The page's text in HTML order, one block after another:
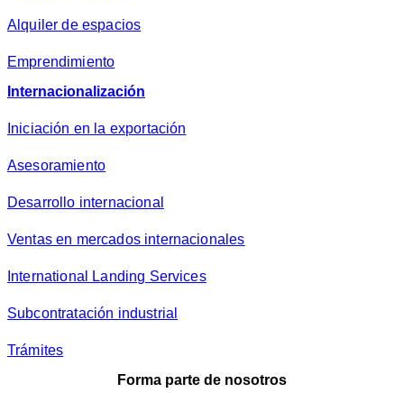
Alquiler de espacios
Emprendimiento
Internacionalización
Iniciación en la exportación
Asesoramiento
Desarrollo internacional
Ventas en mercados internacionales
International Landing Services
Subcontratación industrial
Trámites
Forma parte de nosotros